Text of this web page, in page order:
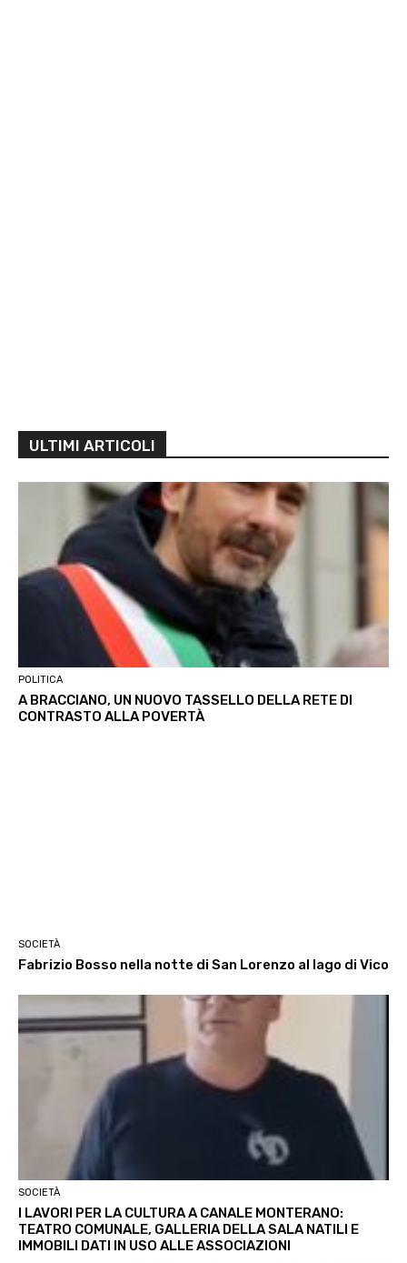
ULTIMI ARTICOLI
POLITICA
A BRACCIANO, UN NUOVO TASSELLO DELLA RETE DI
CONTRASTO ALLA POVERTÀ
SOCIETÀ
Fabrizio Bosso nella notte di San Lorenzo al lago di Vico
SOCIETÀ
I LAVORI PER LA CULTURA A CANALE MONTERANO:
TEATRO COMUNALE, GALLERIA DELLA SALA NATILI E
IMMOBILI DATI IN USO ALLE ASSOCIAZIONI